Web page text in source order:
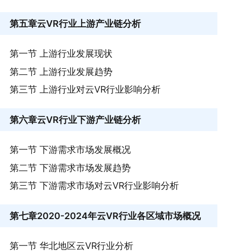
第五章云VR行业上游产业链分析
第一节 上游行业发展现状
第二节 上游行业发展趋势
第三节 上游行业对云VR行业影响分析
第六章云VR行业下游产业链分析
第一节 下游需求市场发展概况
第二节 下游需求市场发展趋势
第三节 下游需求市场对云VR行业影响分析
第七章2020-2024年云VR行业各区域市场概况
第一节 华北地区云VR行业分析